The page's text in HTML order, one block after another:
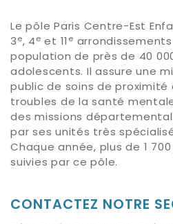
Le pôle Paris Centre-Est
3e, 4e et 11 e
population de près de 40
adolescents. Il assure une
public de soins de
troubles de la santé
des missions
par ses unités très
Chaque année, plus de 1
suivies par ce pôle.
CONTACTEZ NOTRE